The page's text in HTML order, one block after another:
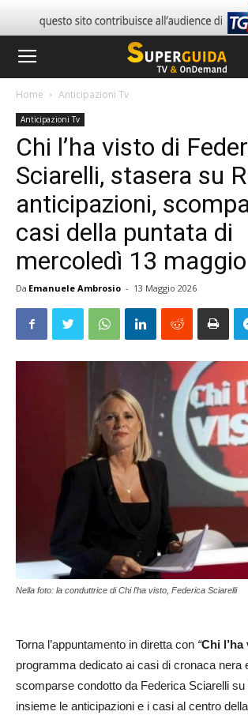
Home Anticipazioni Tv
Anticipazioni Tv
Chi l’ha visto di
Sciarelli, stasera su
anticipazioni,
casi della puntata di
mercoledì 13
Da Emanuele Ambrosio - 13 Maggio 2026
Nella foto: la conduttrice di Chi l'ha visto, Federica Sciarelli
Torna l’appuntamento in diretta con “Chi l’ha
programma dedicato ai casi di cronaca nera
scomparse condotto da Federica Sciarelli
insieme le anticipazioni e i casi al centro